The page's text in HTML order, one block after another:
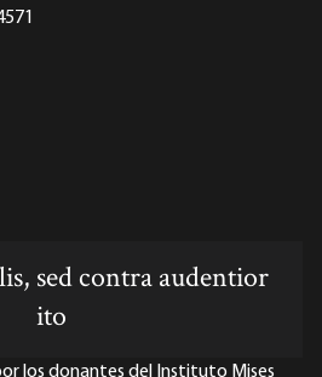
feed
sed contra audentior
ito
los donantes del Instituto Mises